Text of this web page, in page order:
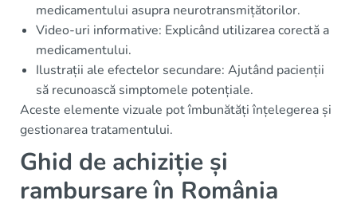
medicamentului asupra neurotransmițătorilor.
Video-uri informative: Explicând utilizarea corectă a
medicamentului.
Ilustrații ale efectelor secundare: Ajutând pacienții
să recunoască simptomele potențiale.
Aceste elemente vizuale pot îmbunătăți înțelegerea și
gestionarea tratamentului.
Ghid de achiziție și
rambursare în România